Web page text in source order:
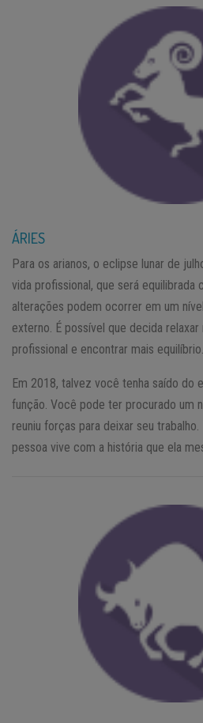
ÁRIES
Para os arianos, o eclipse lunar de
vida profissional, que será equilibrada
alterações podem ocorrer em um
externo. É possível que decida relaxar
profissional e encontrar mais equilíbrio.
Em 2018, talvez você tenha saído do
função. Você pode ter procurado um
reuniu forças para deixar seu
pessoa vive com a história que ela